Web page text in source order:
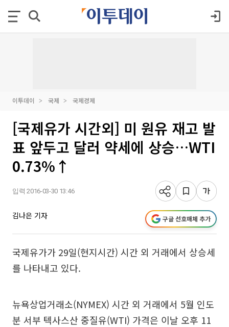
이투데이 국제 국제경제
[국제유가 시간외] 미 원유 재고 발
표 앞두고 달러 약세에 상승…WTI
0.73%↑
입력 2016-03-30 13:46
김나은 기자 구글 선호매체 추가
국제유가가 29일(현지시간) 시간 외 거래에서 상승세
를 나타내고 있다.
뉴욕상업거래소(NYMEX) 시간 외 거래에서 5월 인도
분 서부 텍사스산 중질유(WTI) 가격은 이날 오후 11